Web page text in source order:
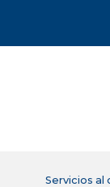
Servicios al